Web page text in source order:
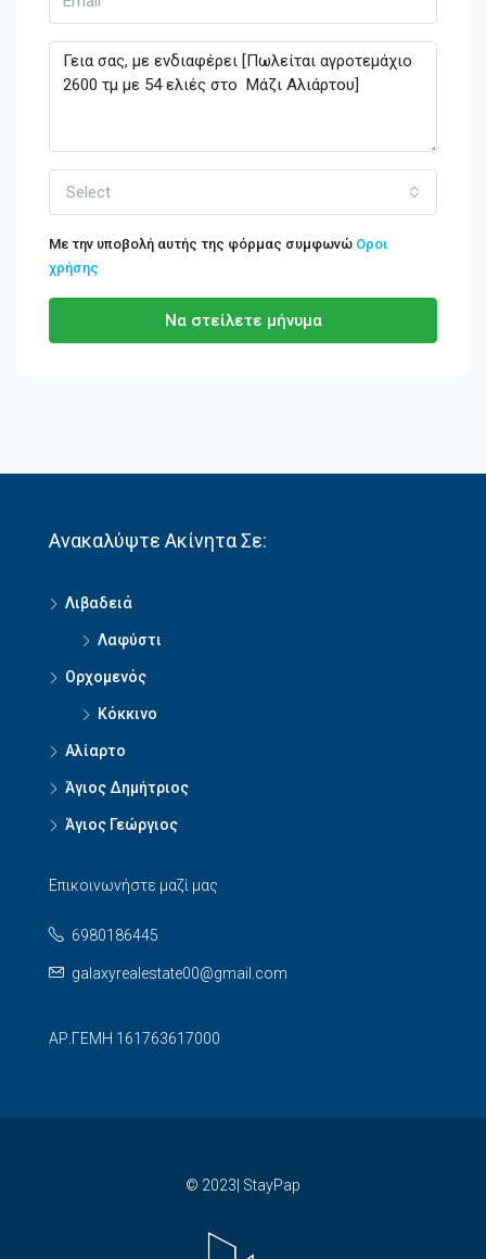
Select
Με την υποβολή αυτής της φόρμας συμφωνώ Οροι
χρήσης
Να στείλετε μήνυμα
Ανακαλύψτε Ακίνητα Σε:
Λιβαδειά
Λαφύστι
Ορχομενός
Κόκκινο
Αλίαρτο
Άγιος Δημήτριος
Άγιος Γεώργιος
Επικοινωνήστε μαζί μας
6980186445
galaxyrealestate00@gmail.com
ΑΡ.ΓΕΜΗ 161763617000
© 2023| StayPap